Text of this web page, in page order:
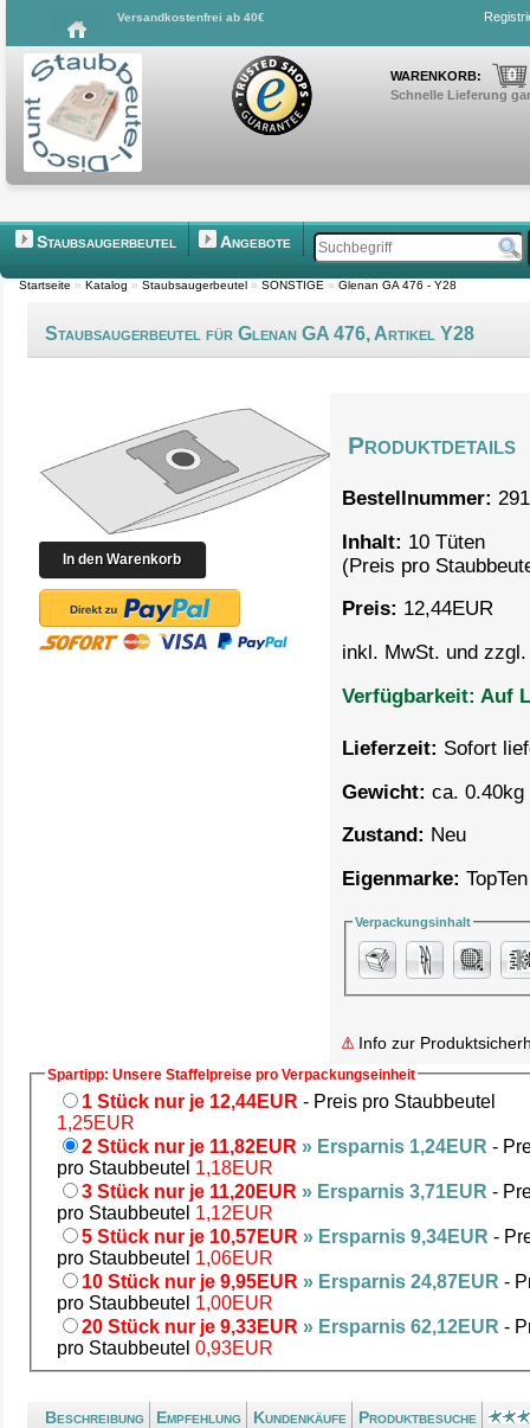
Versandkostenfrei ab 40€
WARENKORB: 0
Schnelle Lieferung
Staubsaugerbeutel Angebote
Startseite » Katalog » Staubsaugerbeutel » SONSTIGE » Glenan GA 476 - Y28
Staubsaugerbeutel für Glenan GA 476, Artikel Y28
Produktdetails
Bestellnummer:
Inhalt: 10 Tüten
(Preis pro
Preis: 12,44EUR
inkl. MwSt. und
Verfügbarkeit: Auf
Lieferzeit: Sofort
Gewicht: ca. 0.40kg
Zustand: Neu
Eigenmarke: TopTen
Verpackungsinhalt
Info zur
Spartipp: Unsere Staffelpreise pro Verpackungseinheit
1 Stück nur je 12,44EUR - Preis pro Staubbeutel
1,25EUR
2 Stück nur je 11,82EUR » Ersparnis 1,24EUR -
pro Staubbeutel 1,18EUR
3 Stück nur je 11,20EUR » Ersparnis 3,71EUR -
pro Staubbeutel 1,12EUR
5 Stück nur je 10,57EUR » Ersparnis 9,34EUR -
pro Staubbeutel 1,06EUR
10 Stück nur je 9,95EUR » Ersparnis 24,87EUR -
pro Staubbeutel 1,00EUR
20 Stück nur je 9,33EUR » Ersparnis 62,12EUR -
pro Staubbeutel 0,93EUR
Beschreibung Empfehlung Kundenkäufe Produktbesuche